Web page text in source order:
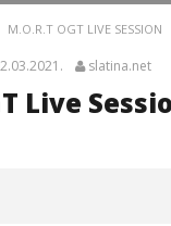
M.O.R.T OGT LIVE SESSION
slatina.net
Live